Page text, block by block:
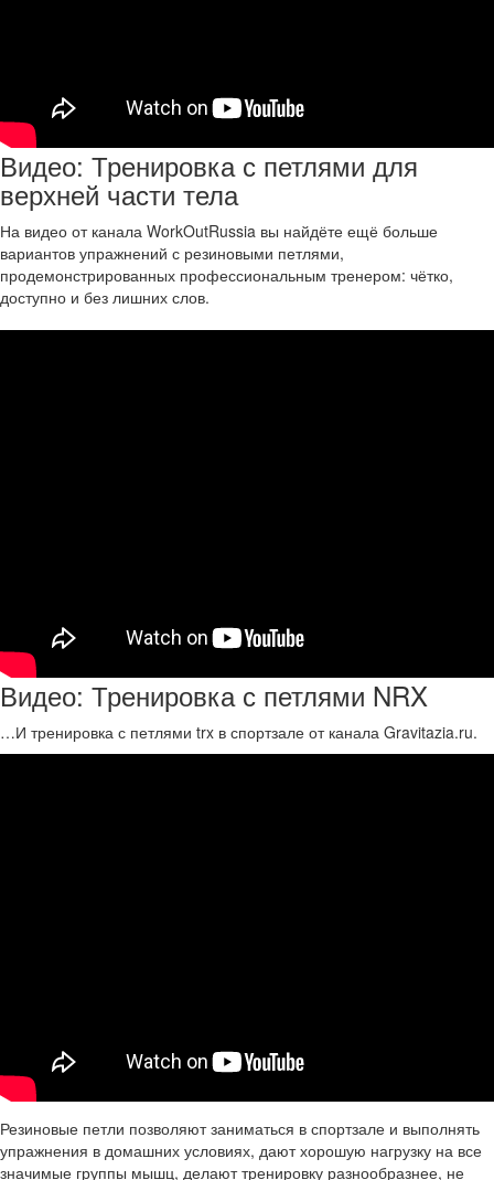
Видео: Тренировка с петлями для
верхней части тела
На видео от канала WorkOutRussia вы найдёте ещё больше
вариантов упражнений с резиновыми петлями,
продемонстрированных профессиональным тренером: чётко,
доступно и без лишних слов.
Видео: Тренировка с петлями NRX
…И тренировка с петлями trx в спортзале от канала Gravitazia.ru.
Резиновые петли позволяют заниматься в спортзале и выполнять
упражнения в домашних условиях, дают хорошую нагрузку на все
значимые группы мышц, делают тренировку разнообразнее, не